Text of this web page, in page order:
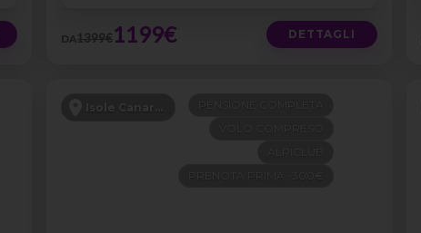
DA1399€1199€ DETTAGLI
Isole Canarie